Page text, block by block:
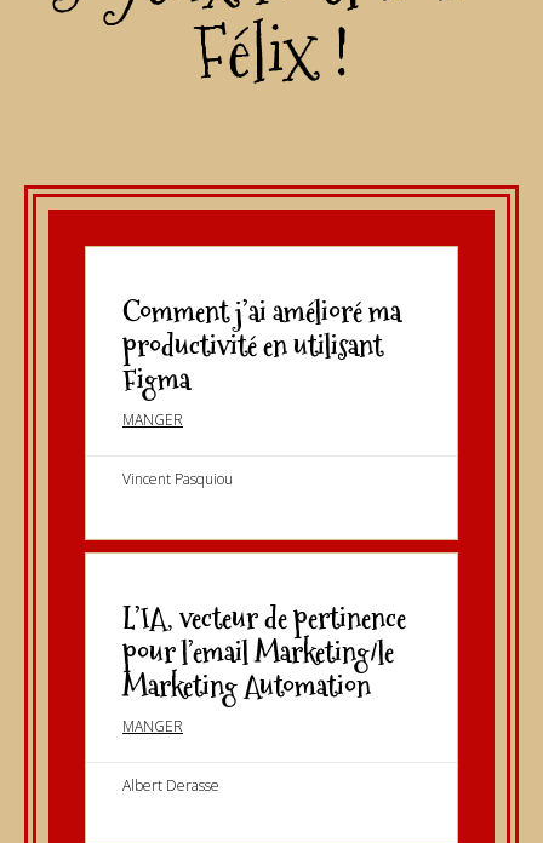
Félix !
Comment j’ai amélioré ma
productivité en utilisant
Figma
MANGER
Vincent Pasquiou
L’IA, vecteur de pertinence
pour l’email Marketing/le
Marketing Automation
MANGER
Albert Derasse